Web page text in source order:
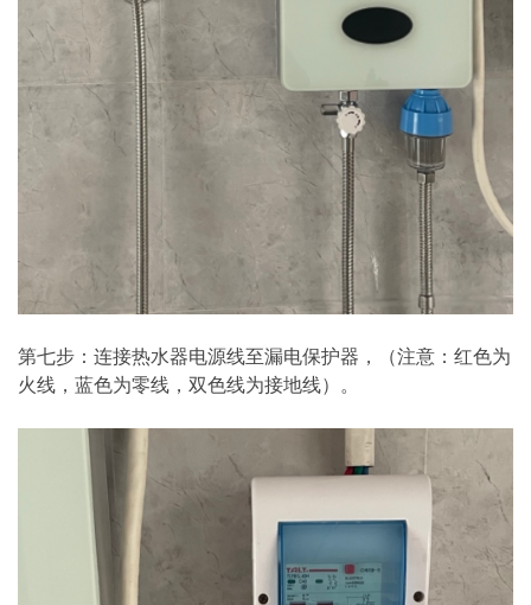
第七步：连接热水器电源线至漏电保护器，（注意：红色为
火线，蓝色为零线，双色线为接地线）。